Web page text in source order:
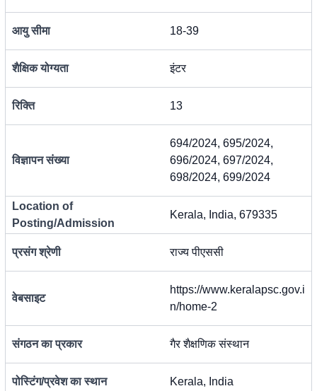
आयु सीमा 18-39
शैक्षिक योग्यता इंटर
रिक्ति 13
विज्ञापन संख्या
694/2024, 695/2024,
696/2024, 697/2024,
698/2024, 699/2024
Location of
Posting/Admission
Kerala, India, 679335
प्रसंग श्रेणी राज्य पीएससी
वेबसाइट
https://www.keralapsc.gov.i
n/home-2
संगठन का प्रकार गैर शैक्षणिक संस्थान
पोस्टिंग/प्रवेश का स्थान Kerala, India